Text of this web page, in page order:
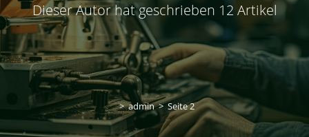
Dieser Autor hat geschrieben 12 Artikel
> admin > Seite 2